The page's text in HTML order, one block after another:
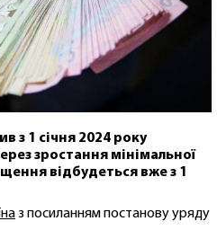
з 1 січня 2024 року
зростання мінімальної
відбудеться вже з 1
з посиланням постанову уряду